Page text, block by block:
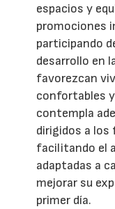
espacios y
promociones
participando
desarrollo en
favorezcan
confortables
contempla
dirigidos a
facilitando el
adaptadas a
mejorar su
primer día.